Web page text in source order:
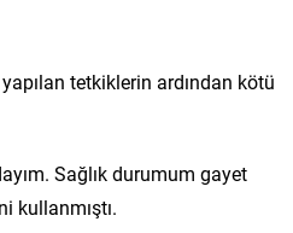
tetkiklerin ardından kötü
Sağlık durumum gayet
kullanmıştı.